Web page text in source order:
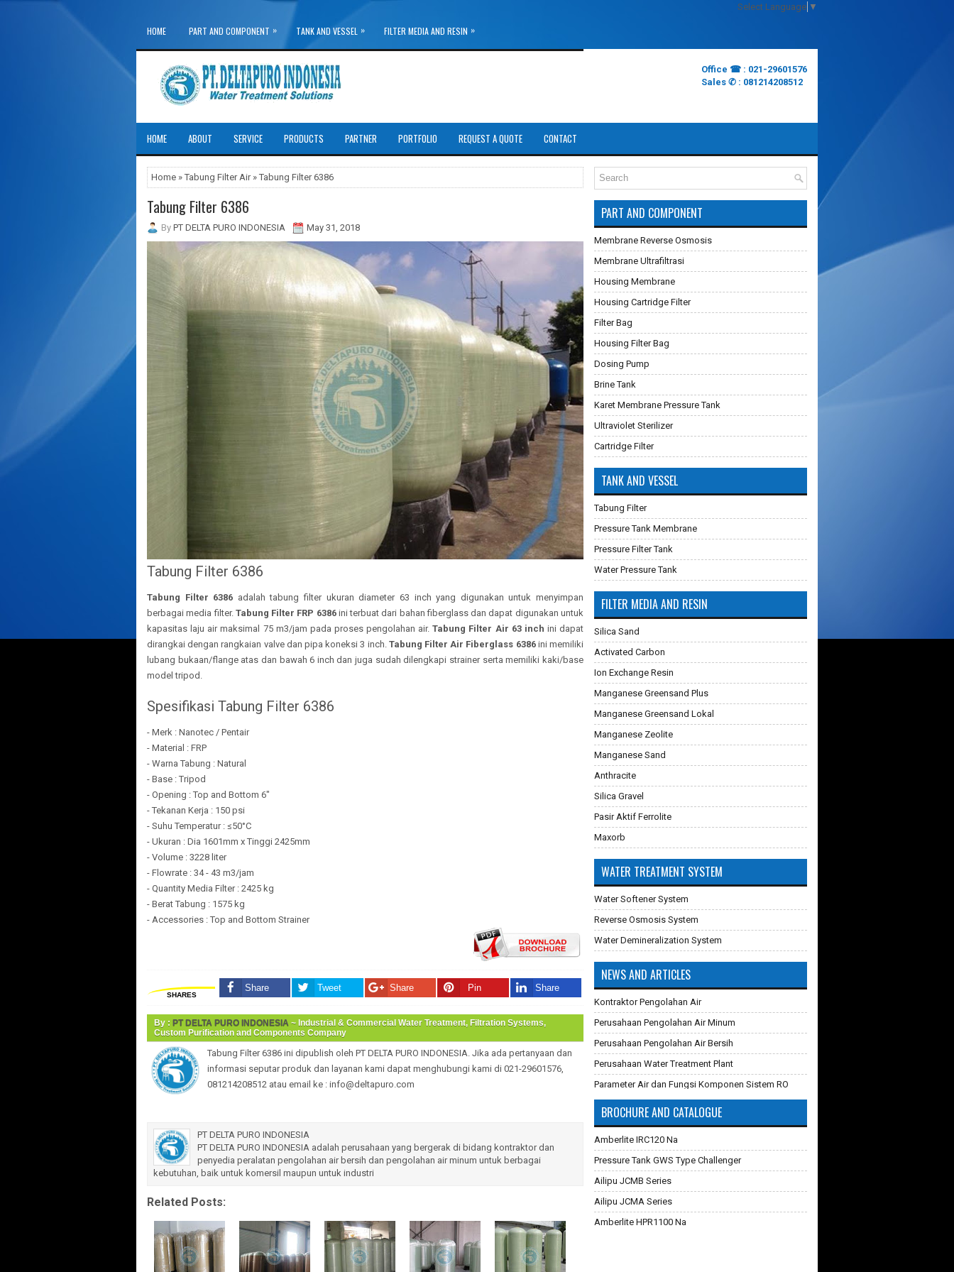
Select Language ▼
HOME PART AND COMPONENT » TANK AND VESSEL » FILTER MEDIA AND RESIN »
»
Office ☎ : 021-29601576
Sales ✆ : 081214208512
HOME ABOUT SERVICE PRODUCTS PARTNER PORTFOLIO REQUEST A QUOTE CONTACT
Home » Tabung Filter Air» Tabung Filter 6386
Tabung Filter 6386
By PT DELTA PURO INDONESIA May 31, 2018
Tabung Filter 6386
Tabung Filter 6386 adalah tabung filter ukuran diameter 63 inch yang digunakan untuk menyimpan
berbagai media filter. Tabung Filter FRP 6386ini terbuat dari bahan fiberglass dan dapat digunakan untuk
kapasitas laju air maksimal 75 m3/jam pada proses pengolahan air.Tabung Filter Air 63 inch ini dapat
dirangkai dengan rangkaian valve dan pipa koneksi 3 inch. Tabung Filter Air Fiberglass 6386ini memiliki
lubang bukaan/flange atas dan bawah 6 inch dan juga sudah dilengkapi strainer serta memiliki kaki/base
model tripod.
Spesifikasi Tabung Filter 6386
- Merk : Nanotec / Pentair
- Material : FRP
- Warna Tabung : Natural
- Base : Tripod
- Opening : Top and Bottom 6"
- Tekanan Kerja : 150 psi
- Suhu Temperatur : ≤50°C
- Ukuran : Dia 1601mm x Tinggi 2425mm
- Volume : 3228 liter
- Flowrate : 34 - 43 m3/jam
- Quantity Media Filter : 2425 kg
- Berat Tabung : 1575 kg
- Accessories : Top and Bottom Strainer
SHARES
Share Tweet Share Pin Share
By : PT DELTA PURO INDONESIA ~ Industrial & Commercial Water Treatment, Filtration Systems,
Custom Purification and Components Company
Tabung Filter 6386 ini dipublish oleh PT DELTA PURO INDONESIA. Jika ada pertanyaan dan
informasi seputar produk dan layanan kami dapat menghubungi kami di 021-29601576,
081214208512 atau email ke : info@deltapuro.com
PT DELTA PURO INDONESIA
PT DELTA PURO INDONESIA adalah perusahaan yang bergerak di bidang kontraktor dan
penyedia peralatan pengolahan air bersih dan pengolahan air minum untuk berbagai
kebutuhan, baik untuk komersil maupun untuk industri
Related Posts:
PART AND COMPONENT
Membrane Reverse Osmosis
Membrane Ultrafiltrasi
Housing Membrane
Housing Cartridge Filter
Filter Bag
Housing Filter Bag
Dosing Pump
Brine Tank
Karet Membrane Pressure Tank
Ultraviolet Sterilizer
Cartridge Filter
TANK AND VESSEL
Tabung Filter
Pressure Tank Membrane
Pressure Filter Tank
Water Pressure Tank
FILTER MEDIA AND RESIN
Silica Sand
Activated Carbon
Ion Exchange Resin
Manganese Greensand Plus
Manganese Greensand Lokal
Manganese Zeolite
Manganese Sand
Anthracite
Silica Gravel
Pasir Aktif Ferrolite
Maxorb
WATER TREATMENT SYSTEM
Water Softener System
Reverse Osmosis System
Water Demineralization System
NEWS AND ARTICLES
Kontraktor Pengolahan Air
Perusahaan Pengolahan Air Minum
Perusahaan Pengolahan Air Bersih
Perusahaan Water Treatment Plant
Parameter Air dan Fungsi Komponen Sistem RO
Pembuatan Karbon Aktif
Cara Mengganti Karet Membran Pressure Tank
Membran Filtrasi
Sistem Reverse Osmosis dan Cara Kerjanya
Cara Menghilangkan Zat Besi Pada Air
Aplikasi Teknologi Membran Pada Pengolahan Air
BROCHURE AND CATALOGUE
Amberlite IRC120 Na
Pressure Tank GWS Type Challenger
Ailipu JCMB Series
Ailipu JCMA Series
Amberlite HPR1100 Na